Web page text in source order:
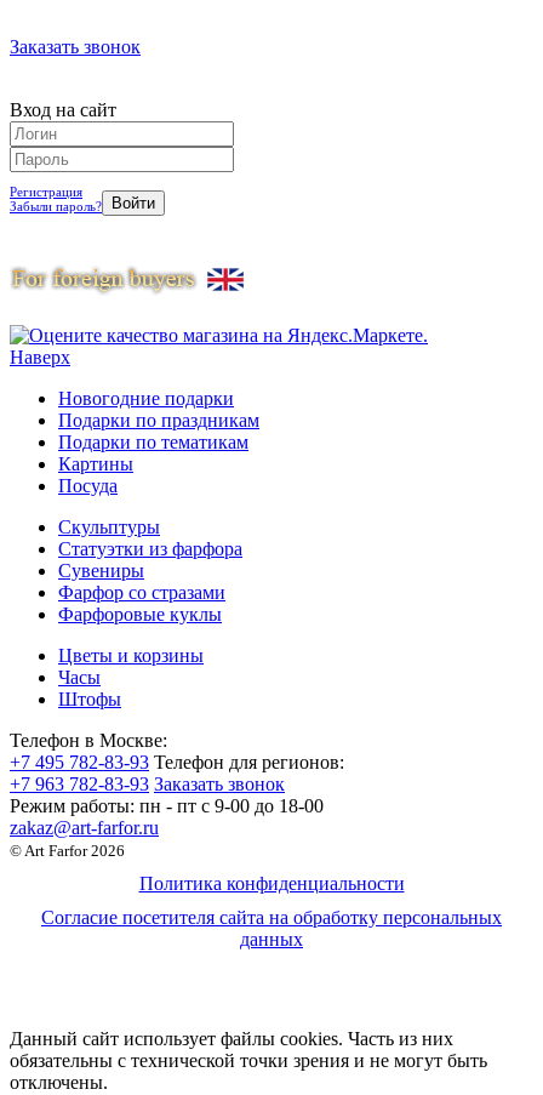
Заказать звонок
Вход на сайт
Регистрация
Забыли пароль?
Наверх
Новогодние подарки
Подарки по праздникам
Подарки по тематикам
Картины
Посуда
Скульптуры
Статуэтки из фарфора
Сувениры
Фарфор со стразами
Фарфоровые куклы
Цветы и корзины
Часы
Штофы
Телефон в Москве:
+7 495 782-83-93 Телефон для регионов:
+7 963 782-83-93 Заказать звонок
Режим работы: пн - пт c 9-00 до 18-00
zakaz@art-farfor.ru
© Art Farfor 2026
Политика конфиденциальности
Согласие посетителя сайта на обработку персональных
данных
Данный сайт использует файлы cookies. Часть из них
обязательны с технической точки зрения и не могут быть
отключены.